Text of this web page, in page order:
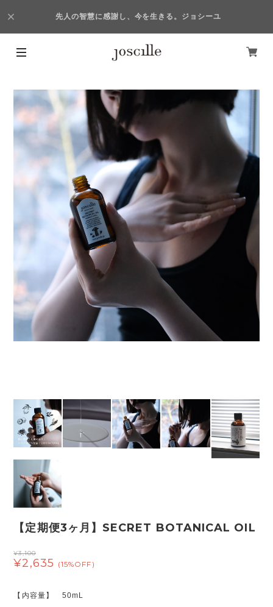
先人の智慧に感謝し、今を生きる。ジョシーユ
【定期便3ヶ月】SECRET BOTANICAL OIL
¥3,100
¥2,635 (15%OFF)
【内容量】 50mL